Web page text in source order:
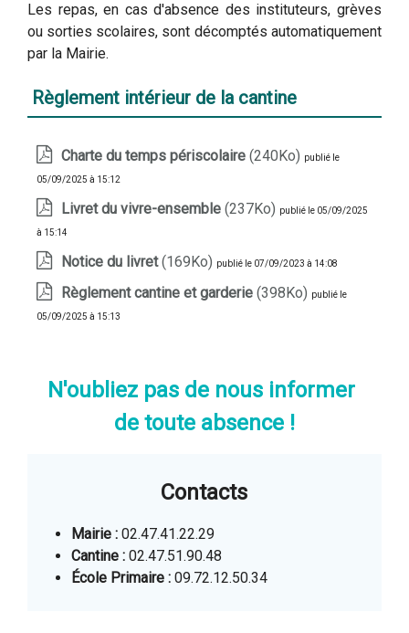
Les repas, en cas d'absence des instituteurs, grèves
ou sorties scolaires, sont décomptés automatiquement
par la Mairie.
Règlement intérieur de la cantine
Charte du temps périscolaire(240Ko) publié le
05/09/2025 à 15:12
Livret du vivre-ensemble (237Ko) publié le 05/09/2025
à 15:14
Notice du livret(169Ko) publié le 07/09/2023 à 14:08
Règlement cantine et garderie (398Ko) publié le
05/09/2025 à 15:13
N'oubliez pas de nous informer
de toute absence !
Contacts
Mairie : 02.47.41.22.29
Cantine : 02.47.51.90.48
École Primaire : 09.72.12.50.34